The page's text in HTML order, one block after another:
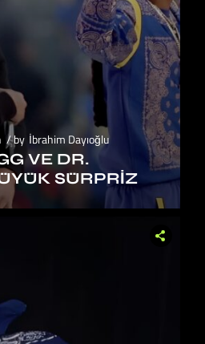
by İbrahim Dayıoğlu
VE DR.
SÜRPRIZ